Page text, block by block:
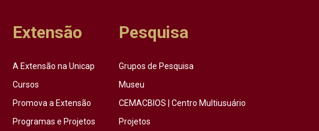
Extensão
A Extensão na Unicap
Cursos
Promova a Extensão
Programas e Projetos
Pesquisa
Grupos de Pesquisa
Museu
CEMACBIOS | Centro Multiusuário
Projetos